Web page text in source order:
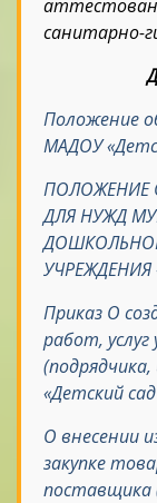
санитарно-
Положение
МАДОУ
ПОЛОЖЕНИЕ
ДЛЯ НУЖД
УЧРЕЖДЕНИЯ
Приказ О
работ,
«Детский
О внесении
закупке
поставщика